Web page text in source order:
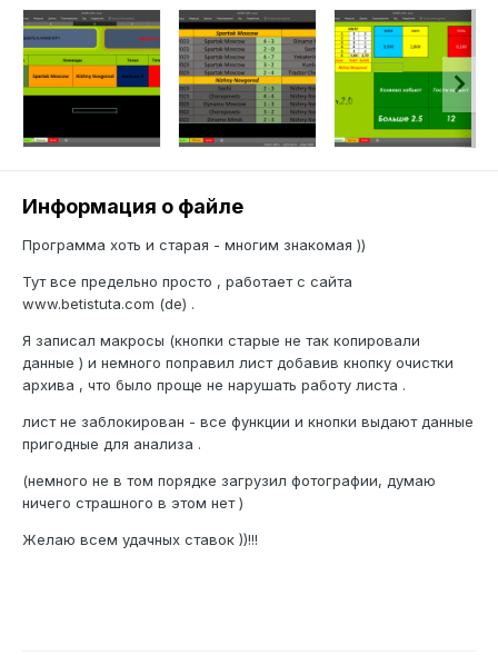
Информация о файле
Программа хоть и старая - многим знакомая ))
Тут все предельно просто , работает с сайта
www.betistuta.com (de) .
Я записал макросы (кнопки старые не так копировали
данные ) и немного поправил лист добавив кнопку очистки
архива , что было проще не нарушать работу листа .
лист не заблокирован - все функции и кнопки выдают данные
пригодные для анализа .
(немного не в том порядке загрузил фотографии, думаю
ничего страшного в этом нет )
Желаю всем удачных ставок ))!!!